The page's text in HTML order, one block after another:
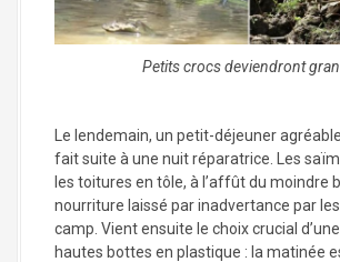
Petits crocs deviendront
Le lendemain, un petit-déjeuner
fait suite à une nuit réparatrice. Les
les toitures en tôle, à l’affût du moindre
nourriture laissé par inadvertance par
camp. Vient ensuite le choix crucial
hautes bottes en plastique : la matinée